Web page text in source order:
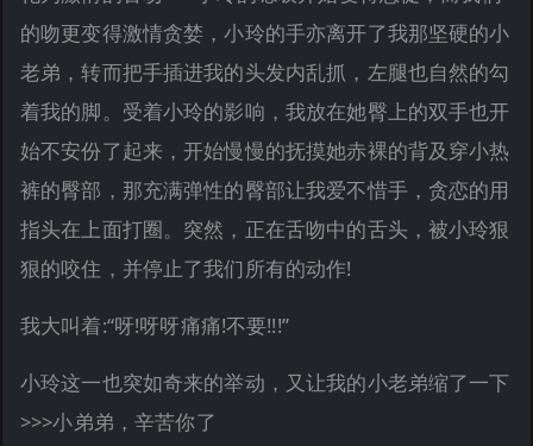
的吻更变得激情贪婪，小玲的手亦离开了我那坚硬的小
老弟，转而把手插进我的头发内乱抓，左腿也自然的勾
着我的脚。受着小玲的影响，我放在她臀上的双手也开
始不安份了起来，开始慢慢的抚摸她赤裸的背及穿小热
裤的臀部，那充满弹性的臀部让我爱不惜手，贪恋的用
指头在上面打圈。突然，正在舌吻中的舌头，被小玲狠
狠的咬住，并停止了我们所有的动作!
我大叫着:“呀!呀呀痛痛!不要!!!”
小玲这一也突如奇来的举动，又让我的小老弟缩了一下
>>>小弟弟，辛苦你了